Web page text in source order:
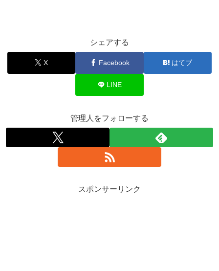
シェアする
X Facebook はてブ
LINE
管理人をフォローする
スポンサーリンク